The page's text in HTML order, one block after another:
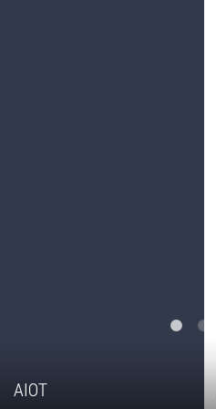
AIOT